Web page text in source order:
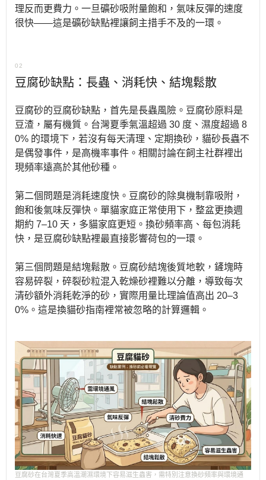
理反而更費力。一旦礦砂吸附量飽和，氣味反彈的速度
很快——這是礦砂缺點裡讓飼主措手不及的一環。
02
豆腐砂缺點：長蟲、消耗快、結塊鬆散
豆腐砂的豆腐砂缺點，首先是長蟲風險。豆腐砂原料是
豆渣，屬有機質。台灣夏季氣溫超過 30 度、濕度超過 8
0% 的環境下，若沒有每天清理、定期換砂，貓砂長蟲不
是偶發事件，是高機率事件。相關討論在飼主社群裡出
現頻率遠高於其他砂種。
第二個問題是消耗速度快。豆腐砂的除臭機制靠吸附，
飽和後氣味反彈快。單貓家庭正常使用下，整盆更換週
期約 7–10 天，多貓家庭更短。換砂頻率高、每包消耗
快，是豆腐砂缺點裡最直接影響荷包的一環。
第三個問題是結塊鬆散。豆腐砂結塊後質地軟，鏟塊時
容易碎裂，碎裂砂粒混入乾燥砂裡難以分離，導致每次
清砂額外消耗乾淨的砂，實際用量比理論值高出 20–3
0%。這是換貓砂指南裡常被忽略的計算邏輯。
豆腐砂在台灣夏季高溫潮濕環境下容易滋生蟲害，需特別注意換砂頻率與環境通